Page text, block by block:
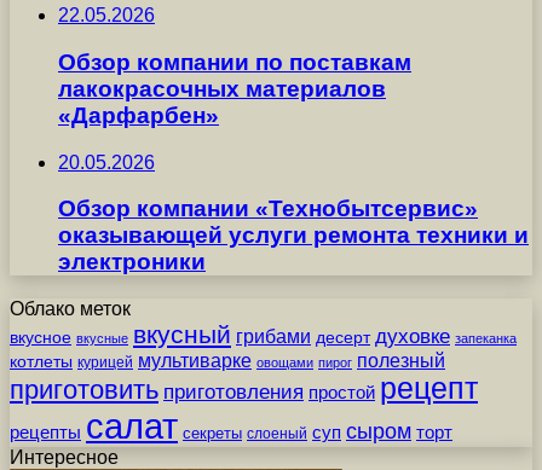
22.05.2026
Обзор компании по поставкам
лакокрасочных материалов
«Дарфарбен»
20.05.2026
Обзор компании «Технобытсервис»
оказывающей услуги ремонта техники и
электроники
Облако меток
вкусное вкусные вкусный грибами десерт духовке запеканка
котлеты курицей мультиварке овощами пирог полезный
приготовить приготовления простой рецепт
рецепты салат секреты слоеный суп сыром торт
Интересное